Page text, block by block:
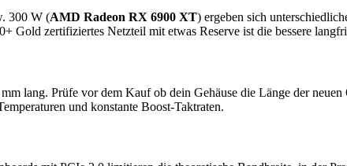
300 W (AMD Radeon RX 6900 XT) ergeben sich
Gold zertifiziertes Netzteil mit etwas Reserve ist die bessere
lang. Prüfe vor dem Kauf ob dein Gehäuse die Länge der
und konstante Boost-Taktraten.